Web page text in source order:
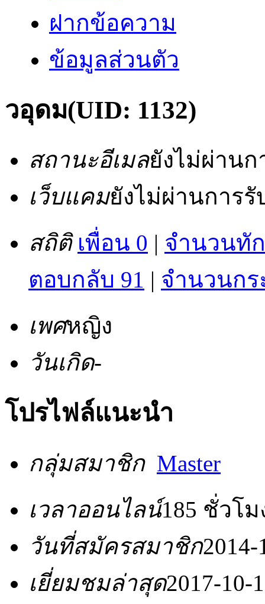
ฝากข้อความ
ข้อมูลส่วนตัว
วอุดม(UID: 1132)
สถานะอีเมลยังไม่ผ่านก
เว็บแคมยังไม่ผ่านการรั
สถิติ เพื่อน 0 | จำนวนทั
ตอบกลับ 91 | จำนวนกร
เพศหญิง
วันเกิด-
โปรไฟล์แนะนำ
กลุ่มสมาชิก Master
เวลาออนไลน์185 ชั่วโม
วันที่สมัครสมาชิก2014-
เยี่ยมชมล่าสุด2017-10-